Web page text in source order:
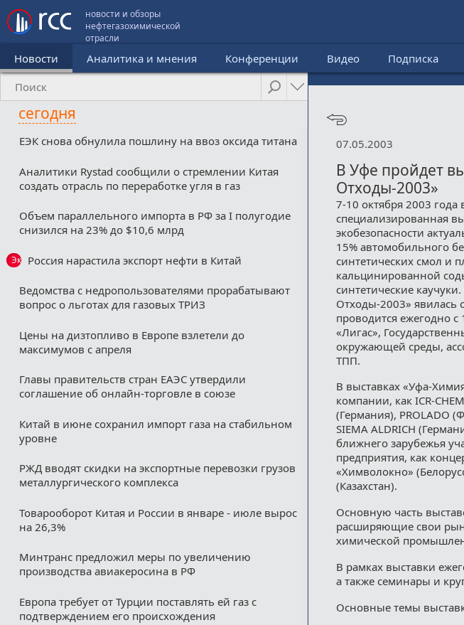
новости и обзоры
нефтегазохимической
отрасли
Новости Аналитика и мнения Конференции Видео Подписка
сегодня
ЕЭК снова обнулила пошлину на ввоз оксида титана
Аналитики Rystad сообщили о стремлении Китая
создать отрасль по переработке угля в газ
Объем параллельного импорта в РФ за I полугодие
снизился на 23% до $10,6 млрд
Эксклюзив
Россия нарастила экспорт нефти в Китай
Ведомства с недропользователями прорабатывают
вопрос о льготах для газовых ТРИЗ
Цены на дизтопливо в Европе взлетели до
максимумов с апреля
Главы правительств стран ЕАЭС утвердили
соглашение об онлайн-торговле в союзе
Китай в июне сохранил импорт газа на стабильном
уровне
РЖД вводят скидки на экспортные перевозки грузов
металлургического комплекса
Товарооборот Китая и России в январе - июле вырос
на 26,3%
Минтранс предложил меры по увеличению
производства авиакеросина в РФ
Европа требует от Турции поставлять ей газ с
подтверждением его происхождения
07.05.2003
В Уфе пройдет
Отходы-2003»
7-10 октября 2003 года
специализированная
экобезопасности
15% автомобильного
синтетических смол и
кальцинированной
синтетические
Отходы-2003» явилась
проводится ежегодно
«Лигас»,
окружающей среды,
ТПП.
В выставках «Уфа-
компании, как ICR-
(Германия), PROLADO
SIEMA ALDRICH
ближнего зарубежья
предприятия, как
«Химволокно»
(Казахстан).
Основную часть
расширяющие свои
химической
В рамках выставки
а также семинары и
Основные темы